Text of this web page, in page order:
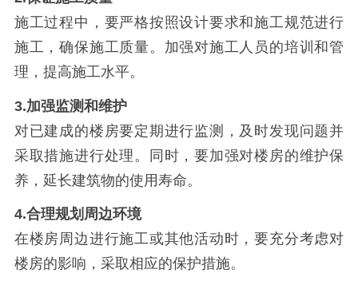
施工过程中，要严格按照设计要求和施工规范进行
施工，确保施工质量。加强对施工人员的培训和管
理，提高施工水平。
3.加强监测和维护
对已建成的楼房要定期进行监测，及时发现问题并
采取措施进行处理。同时，要加强对楼房的维护保
养，延长建筑物的使用寿命。
4.合理规划周边环境
在楼房周边进行施工或其他活动时，要充分考虑对
楼房的影响，采取相应的保护措施。